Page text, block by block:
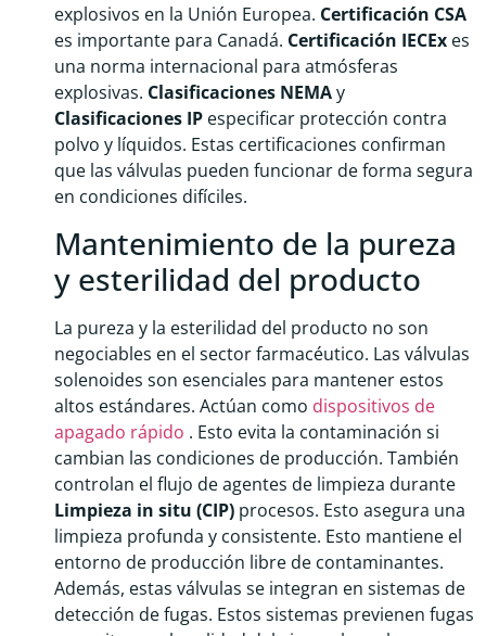
explosivos en la Unión Europea. Certificación CSA
es importante para Canadá. Certificación IECEx es
una norma internacional para atmósferas
explosivas. Clasificaciones NEMAy
Clasificaciones IP especificar protección contra
polvo y líquidos. Estas certificaciones confirman
que las válvulas pueden funcionar de forma segura
en condiciones difíciles.
Mantenimiento de la pureza
y esterilidad del producto
La pureza y la esterilidad del producto no son
negociables en el sector farmacéutico. Las válvulas
solenoides son esenciales para mantener estos
altos estándares. Actúan como dispositivos de
apagado rápido . Esto evita la contaminación si
cambian las condiciones de producción. También
controlan el flujo de agentes de limpieza durante
Limpieza in situ (CIP) procesos. Esto asegura una
limpieza profunda y consistente. Esto mantiene el
entorno de producción libre de contaminantes.
Además, estas válvulas se integran en sistemas de
detección de fugas. Estos sistemas previenen fugas